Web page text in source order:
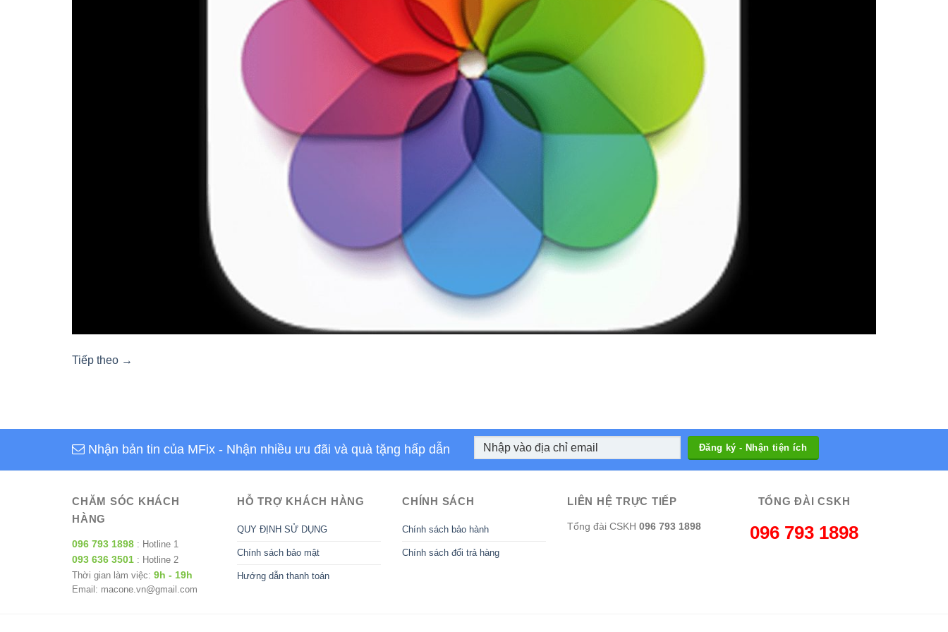
Tiếp theo →
Nhận bản tin của MFix - Nhận nhiều ưu đãi và quà tặng hấp dẫn
CHĂM SÓC KHÁCH
HÀNG
096 793 1898 : Hotline 1
093 636 3501 : Hotline 2
Thời gian làm việc: 9h - 19h
Email: macone.vn@gmail.com
HỖ TRỢ KHÁCH HÀNG
QUY ĐỊNH SỬ DỤNG
Chính sách bảo mật
Hướng dẫn thanh toán
CHÍNH SÁCH
Chính sách bảo hành
Chính sách đổi trả hàng
LIÊN HỆ TRỰC TIẾP
Tổng đài CSKH 096 793 1898
TỔNG ĐÀI CSKH
096 793 1898